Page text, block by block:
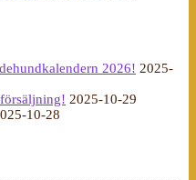
2026! 2025-
2025-10-29
10-28